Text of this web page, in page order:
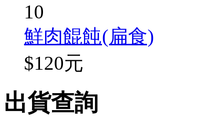
10
鮮肉餛飩(扁食)
$120元
出貨查詢